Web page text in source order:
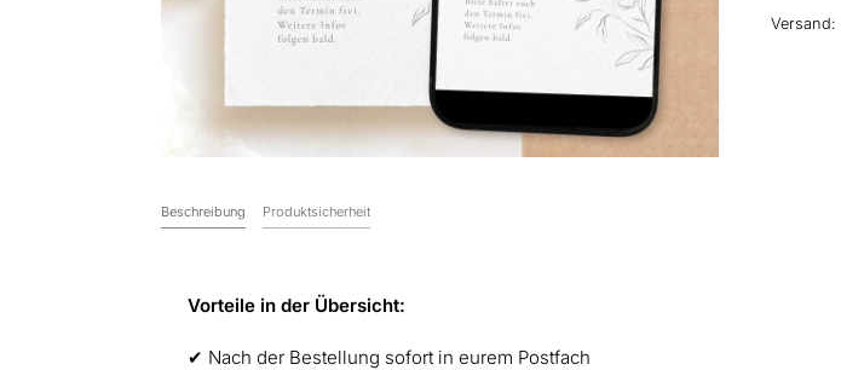
Date
Versand:
Beschreibung Produktsicherheit
Vorteile in der Übersicht:
✔︎ Nach der Bestellung sofort in eurem Postfach